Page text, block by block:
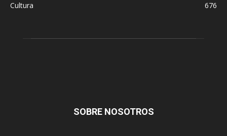
Cultura
676
SOBRE NOSOTROS